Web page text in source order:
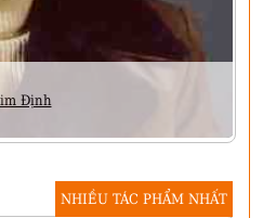
Định
NHIỀU TÁC PHẨM NHẤT